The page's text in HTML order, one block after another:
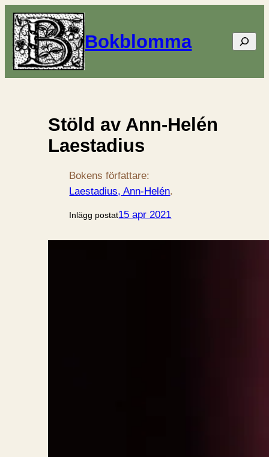
Bokblomma Sök
Stöld av Ann-Helén
Laestadius
Bokens författare:
Laestadius, Ann-Helén.
Inlägg postat15 apr 2021